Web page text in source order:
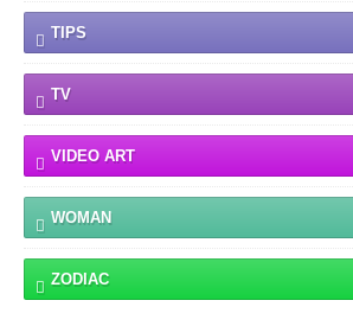
TIPS
TV
VIDEO ART
WOMAN
ZODIAC